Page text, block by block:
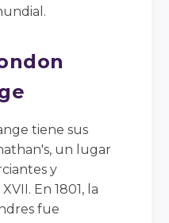
tiene sus
un lugar
y
En 1801, la
fue